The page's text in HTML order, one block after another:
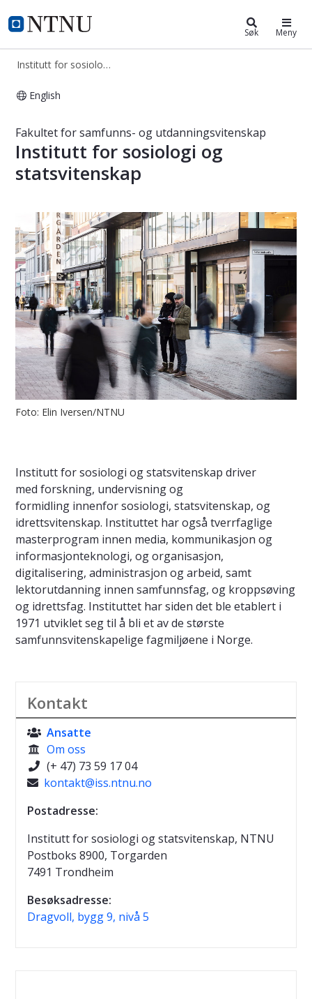
NTNU Hjemmeside
Institutt for sosiologi og Søk Meny
Institutt for sosiologi og statsvitenskap
English
Fakultet for samfunns- og utdanningsvitenskap
Institutt for sosiologi og
statsvitenskap
Foto: Elin Iversen/NTNU
Institutt for sosiologi og statsvitenskap driver
med forskning, undervisning og
formidling innenfor sosiologi, statsvitenskap, og
idrettsvitenskap. Instituttet har også tverrfaglige
masterprogram innen media, kommunikasjon og
informasjonteknologi, og organisasjon,
digitalisering, administrasjon og arbeid, samt
lektorutdanning innen samfunnsfag, og kroppsøving
og idrettsfag. Instituttet har siden det ble etablert i
1971 utviklet seg til å bli et av de største
samfunnsvitenskapelige fagmiljøene i Norge.
Kontakt
 Ansatte
 Om oss
 (+ 47) 73 59 17 04
 kontakt@iss.ntnu.no
Postadresse:
Institutt for sosiologi og statsvitenskap, NTNU
Postboks 8900, Torgarden
7491 Trondheim
Besøksadresse:
Dragvoll, bygg 9, nivå 5